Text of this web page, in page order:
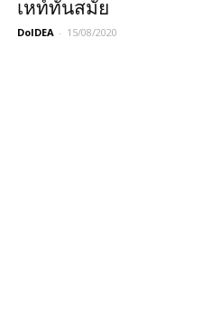
เหท์ทันสมัย
DoIDEA - 15/08/2020